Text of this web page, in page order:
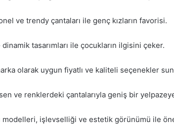
ve trendy çantaları ile genç kızların favorisi.
tasarımları ile çocukların ilgisini çeker.
olarak uygun fiyatlı ve kaliteli seçenekler
ve renklerdeki çantalarıyla geniş bir
modelleri, işlevselliği ve estetik görünümü ile